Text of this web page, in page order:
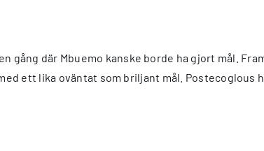
gång där Mbuemo kanske borde ha gjort mål.
ett lika oväntat som briljant mål. Postecoglous